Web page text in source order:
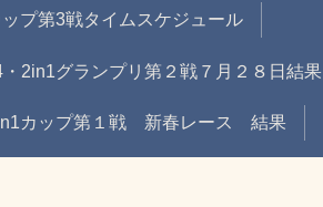
プ第3戦タイムスケジュール
・2in1グランプリ第２戦７月２８日結果
カップ第１戦 新春レース 結果